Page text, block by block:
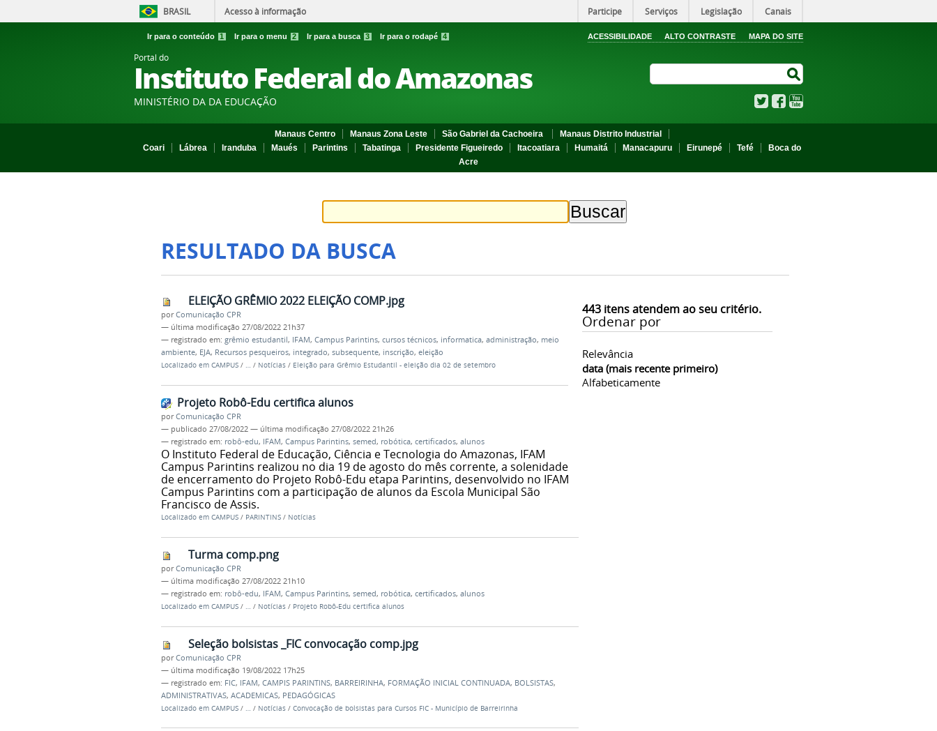
BRASIL Acesso à informação Participe Serviços Legislação Canais
Ir para o conteúdo 1 Ir para o menu 2 Ir para a busca 3 Ir para o rodapé 4 ACESSIBILIDADE ALTO CONTRASTE MAPA DO SITE
Portal do
Instituto Federal do Amazonas
MINISTÉRIO DA DA EDUCAÇÃO TwitterFacebook
Manaus Centro Manaus Zona Leste São Gabriel da Cachoeira
Manaus Distrito Industrial
Coari
Lábrea Iranduba Maués Parintins Tabatinga Presidente Figueiredo Itacoatiara Humaitá Manacapuru Eirunepé Tefé
Boca do
Acre
RESULTADO DA BUSCA
443itens atendem ao seu critério.
Ordenar por
Relevância
data (mais recente primeiro)
Alfabeticamente
ELEIÇÃO GRÊMIO 2022 ELEIÇÃO COMP.jpg
porComunicação CPR
— última modificação 27/08/2022 21h37
— registrado em: grêmio estudantil, IFAM, Campus Parintins, cursos técnicos, informatica, administração, meio
ambiente, EJA, Recursos pesqueiros, integrado, subsequente, inscrição, eleição
Localizado em CAMPUS / … / Notícias / Eleição para Grêmio Estudantil - eleição dia 02 de setembro
Projeto Robô-Edu certifica alunos
porComunicação CPR
— publicado 27/08/2022 — última modificação 27/08/2022 21h26
— registrado em: robô-edu, IFAM, Campus Parintins, semed, robótica, certificados, alunos
O Instituto Federal de Educação, Ciência e Tecnologia do Amazonas, IFAM
Campus Parintins realizou no dia 19 de agosto do mês corrente, a solenidade
de encerramento do Projeto Robô-Edu etapa Parintins, desenvolvido no IFAM
Campus Parintins com a participação de alunos da Escola Municipal São
Francisco de Assis.
Localizado em CAMPUS / PARINTINS / Notícias
Turma comp.png
porComunicação CPR
— última modificação 27/08/2022 21h10
— registrado em: robô-edu, IFAM, Campus Parintins, semed, robótica, certificados, alunos
Localizado em CAMPUS / … / Notícias / Projeto Robô-Edu certifica alunos
Seleção bolsistas _FIC convocação comp.jpg
porComunicação CPR
— última modificação 19/08/2022 17h25
— registrado em: FIC, IFAM, CAMPIS PARINTINS, BARREIRINHA, FORMAÇÃO INICIAL CONTINUADA, BOLSISTAS,
ADMINISTRATIVAS, ACADEMICAS, PEDAGÓGICAS
Localizado em CAMPUS / / Notícias / Convocação de bolsistas para Cursos FIC - Município de Barreirinha